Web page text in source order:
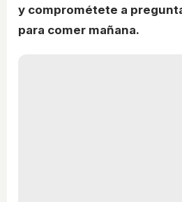
y comprométete a
para comer mañana.